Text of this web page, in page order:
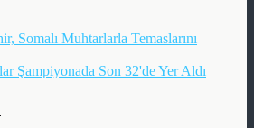
Somalı Muhtarlarla Temaslarını
Şampiyonada Son 32'de Yer Aldı